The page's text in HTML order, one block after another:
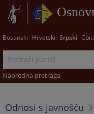
Bosanski Hrvatski Srpski
Napredna pretraga
Odnosi s javnošću